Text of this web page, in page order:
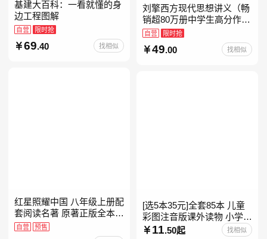
基建大百科：一看就懂的身
边工程图解
自营 限时抢
69.40 找相似
刘擎西方现代思想讲义（畅
销超80万册中学生高分作文
素材库常驻寒暑假阅读书
单，奇葩说导师刘擎经典之
作讲透西方思想史，哲学知
自营 限时抢
49.00 找相似
红星照耀中国 八年级上册配
套阅读名著 原著正版全本无
删减 初中生初二课外阅读
自营 预售
[选5本35元]全套85本 儿童
彩图注音版课外读物 小学生
低年级一二三年级课外阅读
11 .50起 找相似